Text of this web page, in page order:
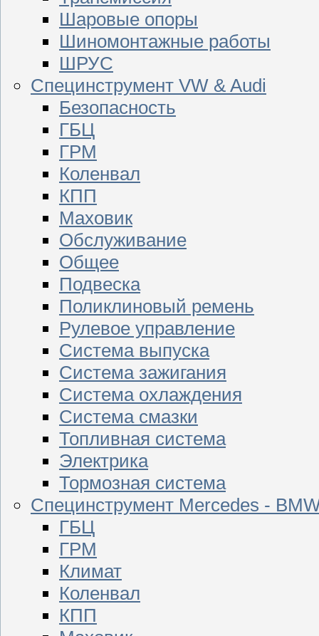
Шаровые опоры
Шиномонтажные работы
ШРУС
Специнструмент VW & Audi
Безопасность
ГБЦ
ГРМ
Коленвал
КПП
Маховик
Обслуживание
Общее
Подвеска
Поликлиновый ремень
Рулевое управление
Система выпуска
Система зажигания
Система охлаждения
Система смазки
Топливная система
Электрика
Тормозная система
Специнструмент Mercedes -
ГБЦ
ГРМ
Климат
Коленвал
КПП